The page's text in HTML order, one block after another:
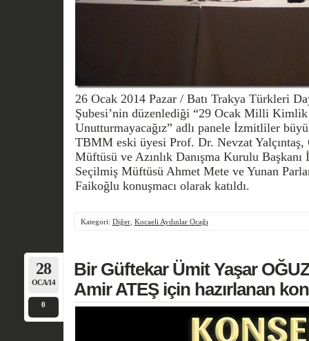
26 Ocak 2014 Pazar / Batı Trakya Türkleri
Şubesi’nin düzenlediği “29 Ocak Milli Kimlik
Unutturmayacağız” adlı panele İzmitliler
TBMM eski üyesi Prof. Dr. Nevzat
Müftüsü ve Azınlık Danışma Kurulu
Seçilmiş Müftüsü Ahmet Mete ve Yunan
Faikoğlu konuşmacı olarak katıldı.
Kategori: Diğer, Kocaeli Aydınlar Ocağı
28
OCA/14
0
Bir Güftekar Ümit Yaşar
Amir ATEŞ için hazırlanan